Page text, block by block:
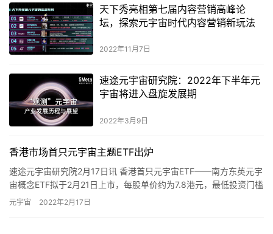
天下秀亮相第七届内容营销高峰论
坛，探索元宇宙时代内容营销新玩法
2022年11月7日
速途元宇宙研究院：2022年下半年元
宇宙将进入盘旋发展期
2022年3月9日
香港市场首只元宇宙主题ETF出炉
速途元宇宙研究院2月17日讯 香港首只元宇宙ETF——南方东英元宇
宙概念ETF拟于2月21日上市，每股单价约为7.8港元，最低投资门槛
为780港元。数据显示，截至目前，海外已经发行…
元宇宙 2022年2月17日